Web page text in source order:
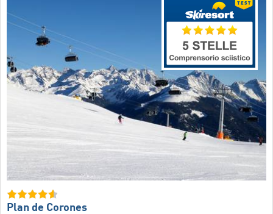
Plan de Corones